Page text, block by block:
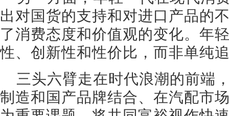
出对国货的支持和对进口产品的
了消费态度和价值观的变化。年
性、创新性和性价比，而非单纯
三头六臂走在时代浪潮的前端
制造和国产品牌结合、在汽配市